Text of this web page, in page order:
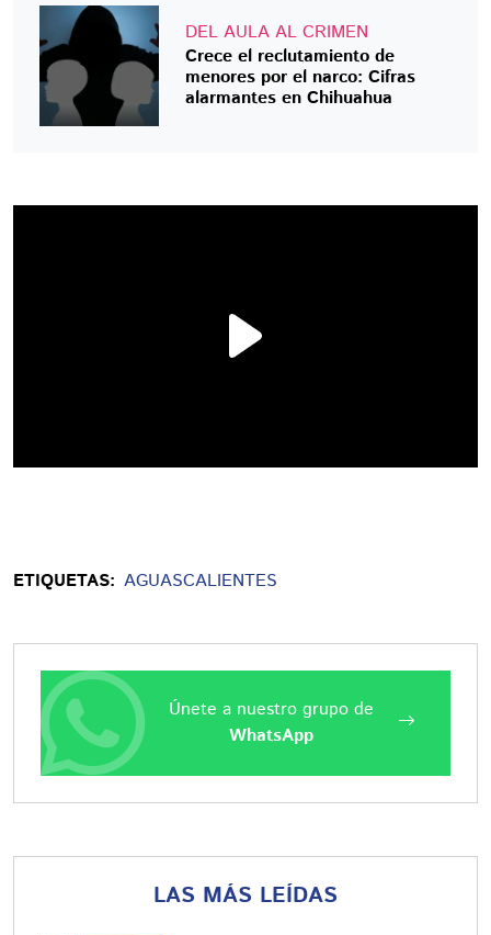
DEL AULA AL CRIMEN
Crece el reclutamiento de
menores por el narco: Cifras
alarmantes en Chihuahua
ETIQUETAS: AGUASCALIENTES
Únete a nuestro grupo de
WhatsApp
LAS MÁS LEÍDAS